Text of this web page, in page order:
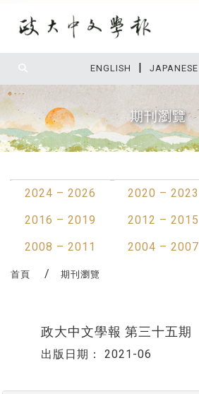
ENGLISH | JAPANESE
期刊瀏覽
2024 – 2026
2020 – 2023
2016 – 2019
2012 – 2015
2008 – 2011
2004 – 2007
首頁 期刊瀏覽
政大中文學報 第三十五期
出版日期： 2021-06